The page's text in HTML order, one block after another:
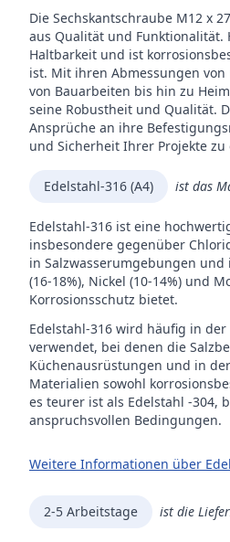
Die Sechskantschraube M12 x
aus Qualität und Funktionalität.
Haltbarkeit und ist
ist. Mit ihren Abmessungen
von Bauarbeiten bis hin zu
seine Robustheit und Qualität.
Ansprüche an ihre
und Sicherheit Ihrer Projekte
Edelstahl-316 (A4) ist das
Edelstahl-316 ist eine
insbesondere gegenüber
in Salzwasserumgebungen
(16-18%), Nickel (10-14%) und
Korrosionsschutz bietet.
Edelstahl-316 wird häufig in
verwendet, bei denen die
Küchenausrüstungen und in
Materialien sowohl
es teurer ist als Edelstahl -304,
anspruchsvollen Bedingungen.
Weitere Informationen über
2-5 Arbeitstage ist die